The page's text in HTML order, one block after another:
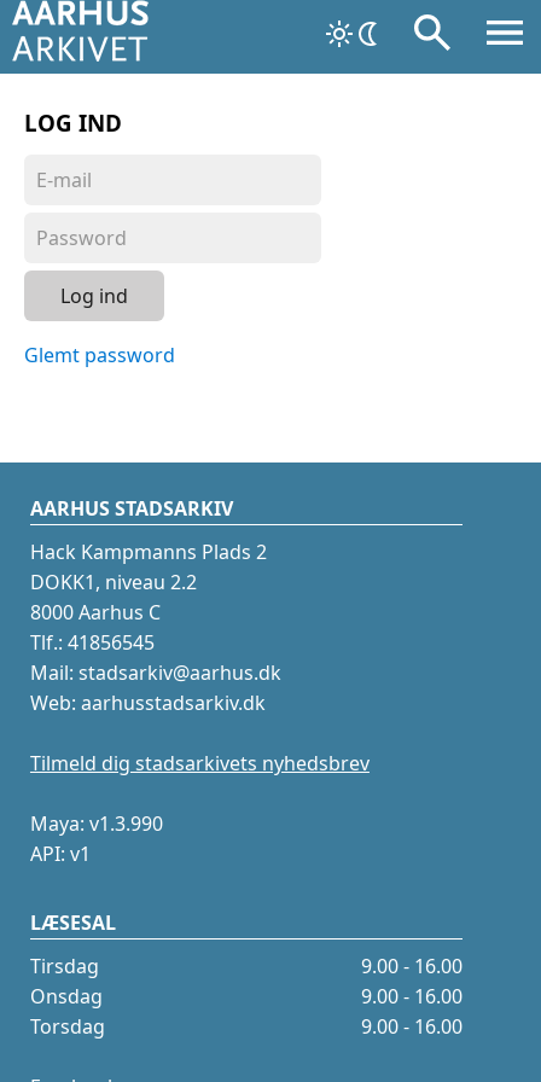
LOG IND
Log ind
Glemt password
AARHUS STADSARKIV
Hack Kampmanns Plads 2
DOKK1, niveau 2.2
8000 Aarhus C
Tlf.: 41856545
Mail: stadsarkiv@aarhus.dk
Web: aarhusstadsarkiv.dk
Tilmeld dig stadsarkivets nyhedsbrev
Maya: v1.3.990
API: v1
LÆSESAL
Tirsdag
9.00 - 16.00
Onsdag
9.00 - 16.00
Torsdag
9.00 - 16.00